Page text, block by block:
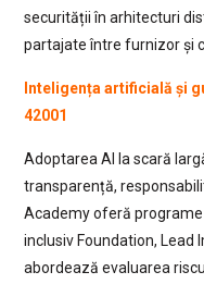
securității în arhitecturi
partajate între furnizor și
Inteligența artificială și
42001
Adoptarea AI la scară
transparență,
Academy oferă programe
inclusiv Foundation, Lead
abordează evaluarea